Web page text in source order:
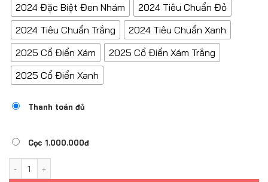
2024 Đặc Biệt Đen Nhám
2024 Tiêu Chuẩn Đỏ
2024 Tiêu Chuẩn Trắng
2024 Tiêu Chuẩn Xanh
2025 Cổ Điển Xám
2025 Cổ Điển Xám Trắng
2025 Cổ Điển Xanh
Thanh toán đủ
Cọc 1.000.000đ